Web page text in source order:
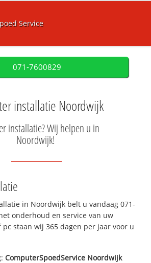
Service
071-7600829
installatie Noordwijk
installatie? Wij helpen u in
Noordwijk!
in Noordwijk belt u vandaag 071-
onderhoud en service van uw
staan wij 365 dagen per jaar voor u
ComputerSpoedService Noordwijk